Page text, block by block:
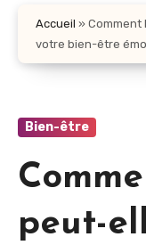
Accueil » Comment
votre bien-être
Bien-être
peut-